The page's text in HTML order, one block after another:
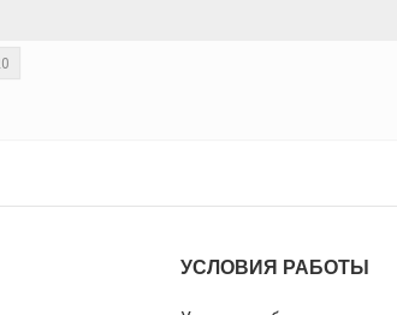
УСЛОВИЯ РАБОТЫ